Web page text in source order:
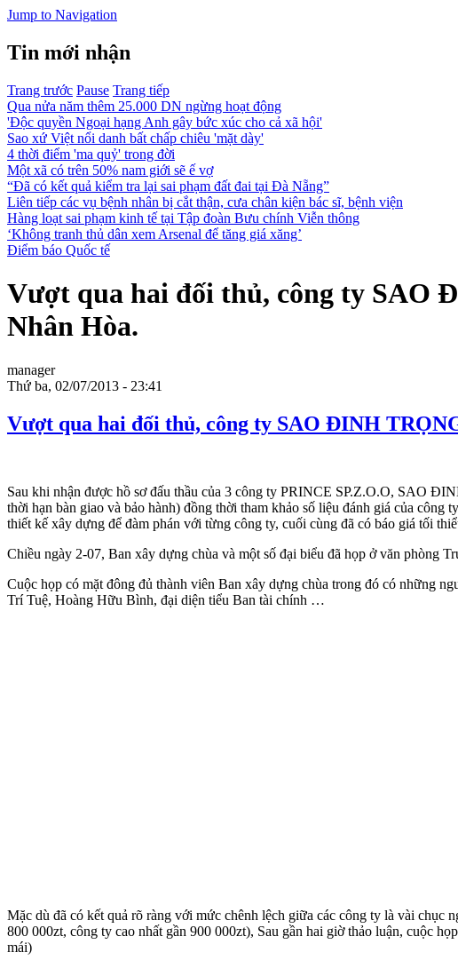
Jump to Navigation
Tin mới nhận
Trang trước Pause Trang tiếp
Qua nửa năm thêm 25.000 DN ngừng hoạt động
'Độc quyền Ngoại hạng Anh gây bức xúc cho cả xã hội'
Sao xứ Việt nổi danh bất chấp chiêu 'mặt dày'
4 thời điểm 'ma quỷ' trong đời
Một xã có trên 50% nam giới sẽ ế vợ
“Đã có kết quả kiểm tra lại sai phạm đất đai tại Đà Nẵng”
Liên tiếp các vụ bệnh nhân bị cắt thận, cưa chân kiện bác sĩ, bệnh viện
Hàng loạt sai phạm kinh tế tại Tập đoàn Bưu chính Viễn thông
‘Không tranh thủ dân xem Arsenal để tăng giá xăng’
Điểm báo Quốc tế
Vượt qua hai đối thủ, công ty SAO
Nhân Hòa.
manager
Thứ ba, 02/07/2013 - 23:41
Vượt qua hai đối thủ, công ty SAO ĐINH
Sau khi nhận được hồ sơ đấu thầu của 3 công ty PRINCE SP.Z.O.O, SAO
thời hạn bàn giao và bảo hành) đồng thời tham khảo số liệu đánh giá của
thiết kế xây dựng để đàm phán với từng công ty, cuối cùng đã có báo giá tối
Chiều ngày 2-07, Ban xây dựng chùa và một số đại biểu đã họp ở văn phòng
Cuộc họp có mặt đông đủ thành viên Ban xây dựng chùa trong đó có những
Trí Tuệ, Hoàng Hữu Bình, đại diện tiểu Ban tài chính …
Mặc dù đã có kết quả rõ ràng với mức chênh lệch giữa các công ty là vài chục
800 000zt, công ty cao nhất gần 900 000zt), Sau gần hai giờ thảo luận, cuộc
mái)